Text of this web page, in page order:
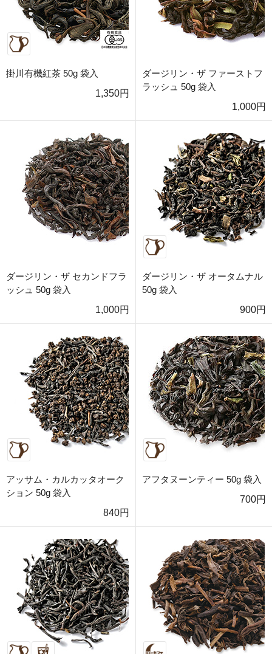
掛川有機紅茶 50g 袋入
1,350円
ダージリン・ザ ファーストフ
ラッシュ 50g 袋入
1,000円
ダージリン・ザ セカンドフラ
ッシュ 50g 袋入
1,000円
ダージリン・ザ オータムナル
50g 袋入
900円
アッサム・カルカッタオーク
ション 50g 袋入
840円
アフタヌーンティー 50g 袋入
700円